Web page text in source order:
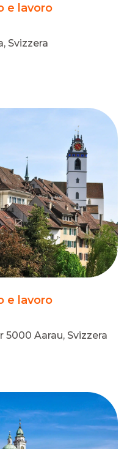
e lavoro
Svizzera
e lavoro
5000 Aarau, Svizzera